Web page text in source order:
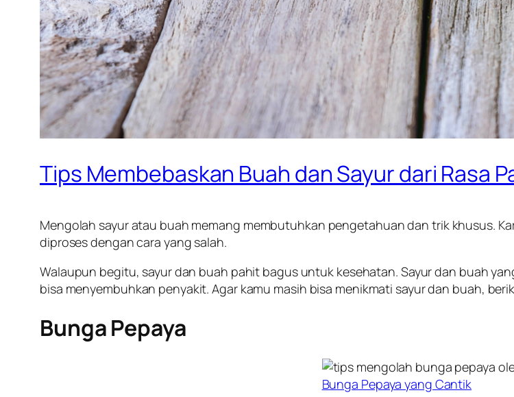
Tips Membebaskan Buah dan Sayur dari Rasa
Mengolah sayur atau buah memang membutuhkan pengetahuan dan trik khusus.
diproses dengan cara yang salah.
Walaupun begitu, sayur dan buah pahit bagus untuk kesehatan. Sayur dan buah
bisa menyembuhkan penyakit. Agar kamu masih bisa menikmati sayur dan buah,
Bunga Pepaya
Bunga Pepaya yang Cantik